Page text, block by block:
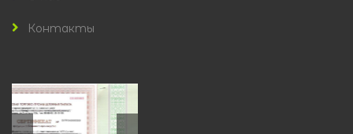
Контакты